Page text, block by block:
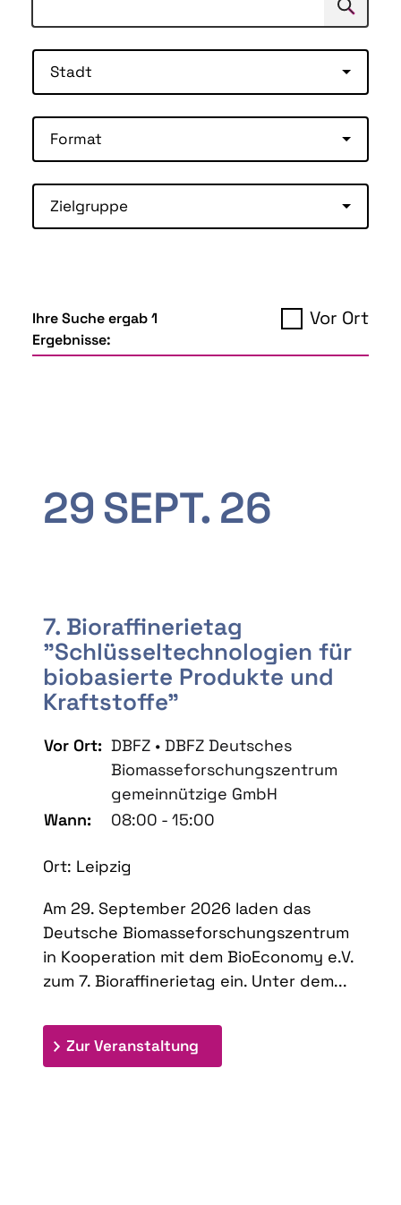
Suchen
Stadt
Format
Zielgruppe
Ihre Suche ergab 1
Ergebnisse:
Vor Ort
29SEPT. 26
7. Bioraffinerietag
"Schlüsseltechnologien für
biobasierte Produkte und
Kraftstoffe"
Vor Ort: DBFZ • DBFZ Deutsches
Biomasseforschungszentrum
gemeinnützige GmbH
Wann:
08:00 - 15:00
Ort: Leipzig
Am 29. September 2026 laden das
Deutsche Biomasseforschungszentrum
in Kooperation mit dem BioEconomy e.V.
zum 7. Bioraffinerietag ein. Unter dem...
Zur Veranstaltung